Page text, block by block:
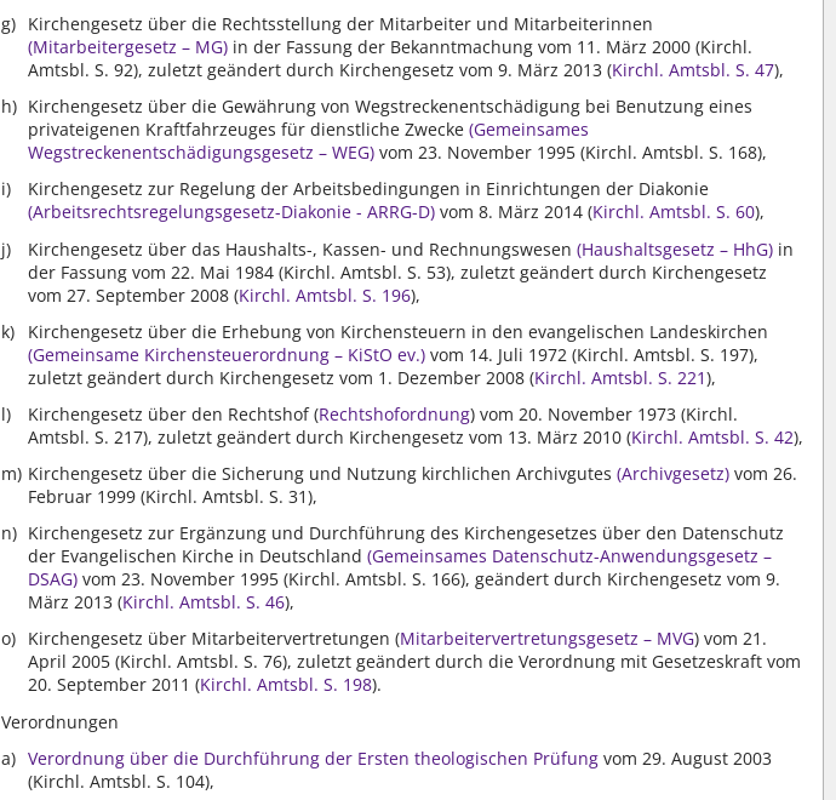
Kirchengesetz über die Rechtsstellung der Mitarbeiter und Mitarbeiterinnen
(Mitarbeitergesetz – MG) in der Fassung der Bekanntmachung vom 11. März 2000 (Kirchl.
Amtsbl. S. 92), zuletzt geändert durch Kirchengesetz vom 9. März 2013 (Kirchl. Amtsbl. S. 47),
Kirchengesetz über die Gewährung von Wegstreckenentschädigung bei Benutzung eines
privateigenen Kraftfahrzeuges für dienstliche Zwecke(Gemeinsames
Wegstreckenentschädigungsgesetz – WEG) vom 23. November 1995 (Kirchl. Amtsbl. S. 168),
Kirchengesetz zur Regelung der Arbeitsbedingungen in Einrichtungen der Diakonie
(Arbeitsrechtsregelungsgesetz-Diakonie - ARRG-D) vom 8. März 2014 (Kirchl. Amtsbl. S. 60),
Kirchengesetz über das Haushalts-, Kassen- und Rechnungswesen(Haushaltsgesetz – HhG) in
der Fassung vom 22. Mai 1984 (Kirchl. Amtsbl. S. 53), zuletzt geändert durch Kirchengesetz
vom 27. September 2008 (Kirchl. Amtsbl. S. 196),
Kirchengesetz über die Erhebung von Kirchensteuern in den evangelischen Landeskirchen
(Gemeinsame Kirchensteuerordnung – KiStO ev.) vom 14. Juli 1972 (Kirchl. Amtsbl. S. 197),
zuletzt geändert durch Kirchengesetz vom 1. Dezember 2008 (Kirchl. Amtsbl. S. 221),
Kirchengesetz über den Rechtshof (Rechtshofordnung) vom 20. November 1973 (Kirchl.
Amtsbl. S. 217), zuletzt geändert durch Kirchengesetz vom 13. März 2010 (Kirchl. Amtsbl. S. 42),
Kirchengesetz über die Sicherung und Nutzung kirchlichen Archivgutes(Archivgesetz) vom 26.
Februar 1999 (Kirchl. Amtsbl. S. 31),
Kirchengesetz zur Ergänzung und Durchführung des Kirchengesetzes über den Datenschutz
der Evangelischen Kirche in Deutschland(Gemeinsames Datenschutz-Anwendungsgesetz –
DSAG) vom 23. November 1995 (Kirchl. Amtsbl. S. 166), geändert durch Kirchengesetz vom 9.
März 2013 (Kirchl. Amtsbl. S. 46),
Kirchengesetz über Mitarbeitervertretungen (Mitarbeitervertretungsgesetz – MVG) vom 21.
April 2005 (Kirchl. Amtsbl. S. 76), zuletzt geändert durch die Verordnung mit Gesetzeskraft vom
20. September 2011 (Kirchl. Amtsbl. S. 198).
Verordnungen
Verordnung über die Durchführung der Ersten theologischen Prüfung vom 29. August 2003
(Kirchl. Amtsbl. S. 104),